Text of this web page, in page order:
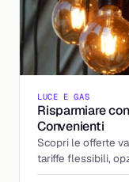
LUCE E GAS
Risparmiare
Convenienti
Scopri le offerte
tariffe flessibili,
semplice.